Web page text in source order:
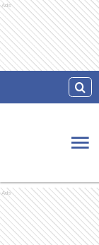
Ads
Ads